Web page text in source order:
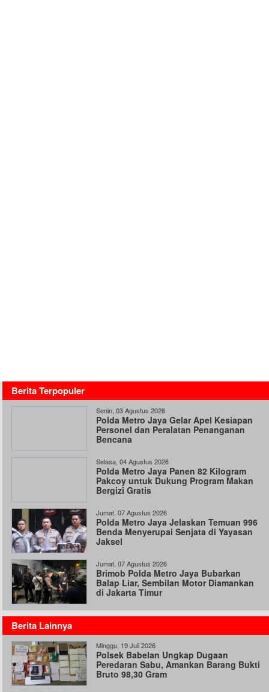
Berita Terpopuler
Senin, 03 Agustus 2026
Polda Metro Jaya Gelar Apel Kesiapan
Personel dan Peralatan Penanganan
Bencana
Selasa, 04 Agustus 2026
Polda Metro Jaya Panen 82 Kilogram
Pakcoy untuk Dukung Program Makan
Bergizi Gratis
Jumat, 07 Agustus 2026
Polda Metro Jaya Jelaskan Temuan 996
Benda Menyerupai Senjata di Yayasan
Jaksel
Jumat, 07 Agustus 2026
Brimob Polda Metro Jaya Bubarkan
Balap Liar, Sembilan Motor Diamankan
di Jakarta Timur
Berita Lainnya
Minggu, 19 Juli 2026
Polsek Babelan Ungkap Dugaan
Peredaran Sabu, Amankan Barang Bukti
Bruto 98,30 Gram